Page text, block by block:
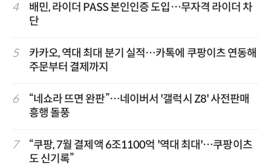
4
배민, 라이더 PASS 본인인증 도입…무자격 라이더 차
단
5
카카오, 역대 최대 분기 실적…카톡에 쿠팡이츠 연동해
주문부터 결제까지
6
“네쇼라 뜨면 완판”…네이버서 '갤럭시 Z8' 사전판매
흥행 돌풍
7
“쿠팡, 7월 결제액 6조1100억 '역대 최대'…쿠팡이츠
도 신기록”